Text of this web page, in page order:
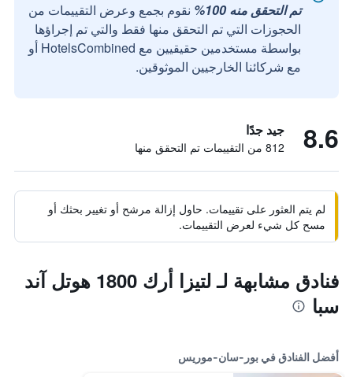
تم التحقق منه 100%
نقوم بجمع وعرض التقييمات من
الحجوزات التي تم التحقق منها فقط والتي تم إجراؤها
بواسطة مستخدمين حقيقيين مع HotelsCombined أو
مع شركائنا الخارجيين الموثوقين.
8.6 جيد جدًا
812 من التقييمات تم التحقق منها
لم يتم العثور على تقييمات. حاول إزالة مرشح أو تغيير بحثك أو
مسح كل شيء لعرض التقييمات.
فنادق مشابهة لـ لتيزا أرك 1800 هوتل آند
سبا
أفضل الفنادق في بور-سان-موريس